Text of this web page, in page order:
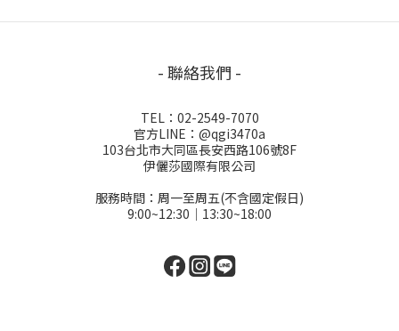
- 聯絡我們 -
TEL：02-2549-7070
官方LINE：@qgi3470a
103台北市大同區長安西路106號8F
伊儷莎國際有限公司
服務時間：周一至周五(不含國定假日)
9:00~12:30│13:30~18:00